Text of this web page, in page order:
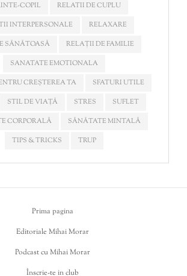
COPIL
RELATII DE CUPLU
INTERPERSONALE
RELAXARE
SĂNĂTOASĂ
RELAȚII DE FAMILIE
SANATATE EMOTIONALA
CREȘTEREA TA
SFATURI UTILE
STIL DE VIAȚĂ STRES
SUFLET
CORPORALĂ
SĂNĂTATE MINTALĂ
TIPS & TRICKS
TRUP
Prima pagina
Editoriale Mihai Morar
Podcast cu Mihai Morar
Înscrie-te in club